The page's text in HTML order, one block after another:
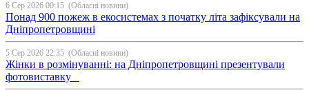
6 Сер 2026 00:15 (Обласні новини)
Понад 900 пожеж в екосистемах з початку літа зафіксували на
Дніпропетровщині
5 Сер 2026 22:35 (Обласні новини)
Жінки в розмінуванні: на Дніпропетровщині презентували
фотовиставку